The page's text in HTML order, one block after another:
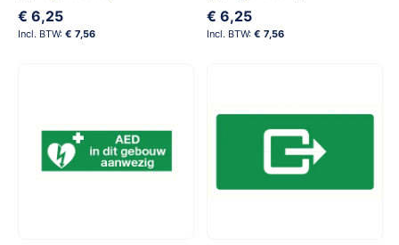
€ 6,25
€ 7,56
€ 6,25
€ 7,56